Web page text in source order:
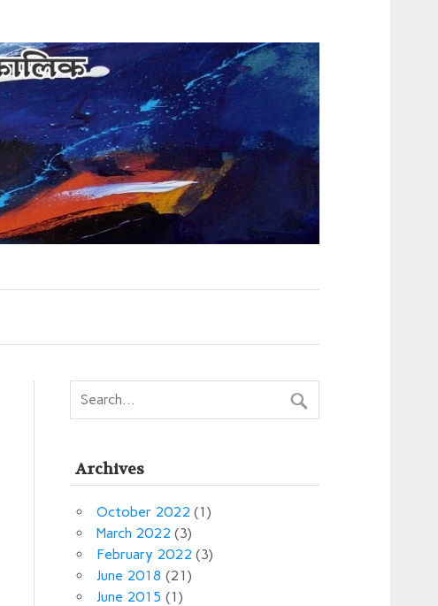
Archives
October 2022 (1)
March 2022 (3)
February 2022 (3)
June 2018 (21)
June 2015 (1)